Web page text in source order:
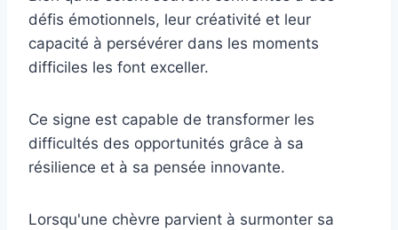
défis émotionnels, leur créativité et leur
capacité à persévérer dans les moments
difficiles les font exceller.
Ce signe est capable de transformer les
difficultés des opportunités grâce à sa
résilience et à sa pensée innovante.
Lorsqu'une chèvre parvient à surmonter sa